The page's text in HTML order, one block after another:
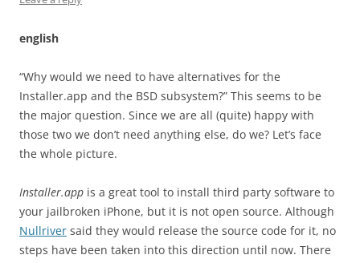
english
“Why would we need to have alternatives for the
Installer.app and the BSD subsystem?” This seems to be
the major question. Since we are all (quite) happy with
those two we don’t need anything else, do we? Let’s face
the whole picture.
Installer.app is a great tool to install third party software to
your jailbroken iPhone, but it is not open source. Although
Nullriver said they would release the source code for it, no
steps have been taken into this direction until now. There